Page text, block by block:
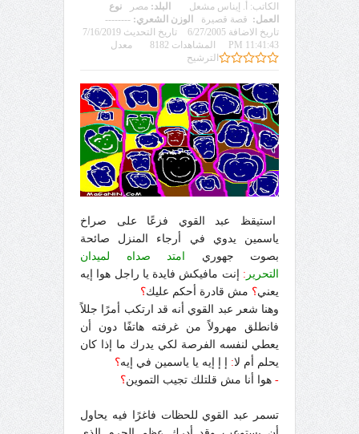
الكاتب: أ. إيناس مشعل البلد: مصر
نوع
العمل: قصة قصيرة الوزن الشعري: --------
تاريخ الاضافة 6/27/2005
تاريخ التحديث 7/16/2019
11:41:43 PM
المشاهدات 8182
معدل
الترشيح
استيقظ عبد القوي فزعًا على صراخ
ياسمين يدوي في أرجاء المنزل صائحة
بصوت جهوري امتد صداه لميدان
التحرير : إنت مافيكش فايدة يا راجل هوا إيه
يعني؟ مش قادرة أحكم عليك؟
وهنا شعر عبد القوي أنه قد ارتكب أمرًا جللاً
فانطلق مهرولاً من غرفته هاتفًا دون أن
يعطي لنفسه الفرصة لكي يدرك ما إذا كان
يحلم أم لا: إ إ إيه يا ياسمين في إيه؟
- هوا أنا مش قلتلك تجيب التموين؟
تسمر عبد القوي للحظات فاغرًا فيه يحاول